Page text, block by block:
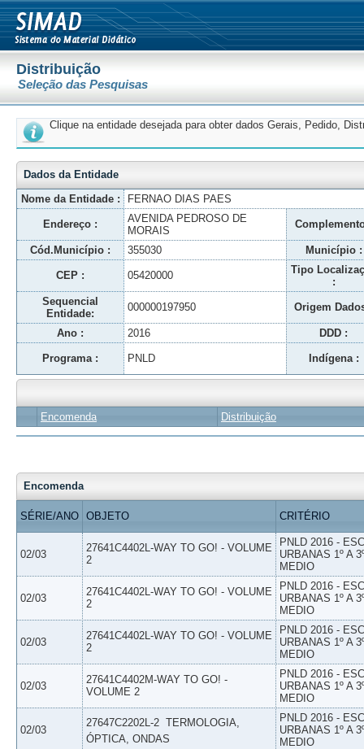
Distribuição
Seleção das Pesquisas
Clique na entidade desejada para obter dados Gerais, Pedido,
Dados da Entidade
Nome da Entidade :
FERNAO DIAS PAES
Endereço :
AVENIDA PEDROSO DE
MORAIS
Cód.Município : 355030 Município :
CEP : 05420000
Tipo
:
Sequencial
Entidade:
000000197950 Origem
Ano : 2016 DDD :
Programa : PNLD Indígena :
Encomenda Distribuição
Encomenda
SÉRIE/ANO OBJETO CRITÉRIO
02/03
27641C4402L-WAY TO GO! - VOLUME
2
PNLD 2016 -
URBANAS 1º A
MEDIO
02/03
27641C4402L-WAY TO GO! - VOLUME
2
PNLD 2016 -
URBANAS 1º A
MEDIO
02/03
27641C4402L-WAY TO GO! - VOLUME
2
PNLD 2016 -
URBANAS 1º A
MEDIO
02/03
27641C4402M-WAY TO GO! -
VOLUME 2
PNLD 2016 -
URBANAS 1º A
MEDIO
02/03
27647C2202L-2  TERMOLOGIA,
ÓPTICA, ONDAS
PNLD 2016 -
URBANAS 1º A
MEDIO